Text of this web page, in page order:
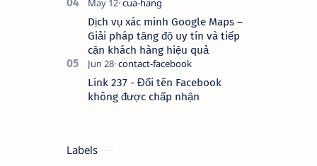
Dịch vụ xác minh Google Maps –
Giải pháp tăng độ uy tín và tiếp
cận khách hàng hiệu quả
Link 237 - Đổi tên Facebook
không được chấp nhận
Labels